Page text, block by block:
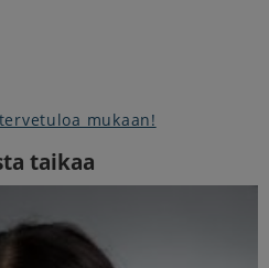
mukaan!
taikaa